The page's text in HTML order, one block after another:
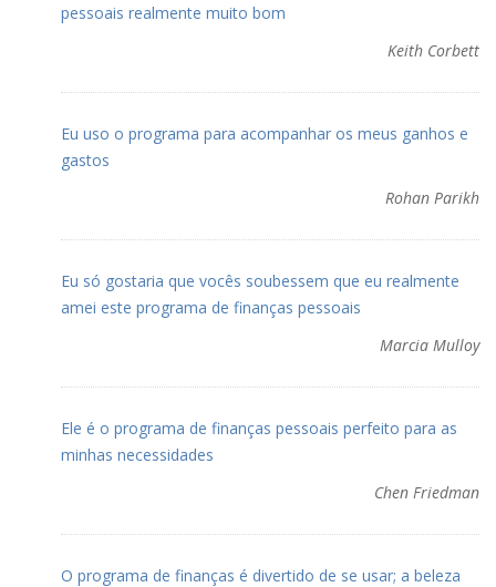
pessoais realmente muito bom
Keith Corbett
Eu uso o programa para acompanhar os meus ganhos e
gastos
Rohan Parikh
Eu só gostaria que vocês soubessem que eu realmente
amei este programa de finanças pessoais
Marcia Mulloy
Ele é o programa de finanças pessoais perfeito para as
minhas necessidades
Chen Friedman
O programa de finanças é divertido de se usar; a beleza